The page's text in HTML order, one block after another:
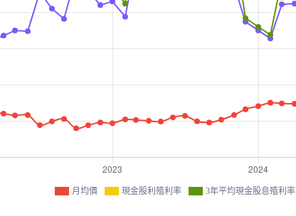
月均價 現金股利殖利率 3年平均現金股息殖利率